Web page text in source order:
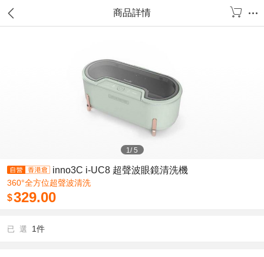
商品詳情
1/5
inno3C i-UC8 超聲波眼鏡清洗機
360°全方位超聲波清洗
$329.00
已 選 1件